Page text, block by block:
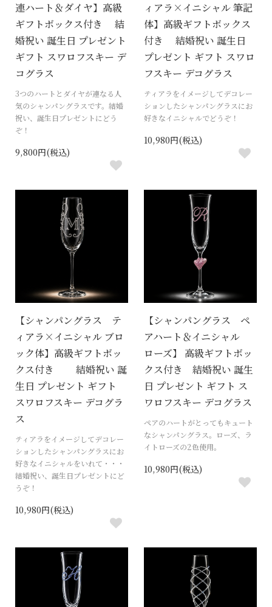
連ハート＆ダイヤ】高級
ギフトボックス付き 結
婚祝い 誕生日 プレゼント
ギフト スワロフスキー デ
コグラス
3つのハートとダイヤが連なる人
気のシャンパングラスです。結婚
祝い、誕生日プレゼントにどう
ぞ！
9,800円(税込)
ィアラ×イニシャル 筆記
体】高級ギフトボックス
付き 結婚祝い 誕生日
プレゼント ギフト スワロ
フスキー デコグラス
ティアラをイメージしてデコレー
ションしたシャンパングラスにお
好きなイニシャルでどうぞ！
10,980円(税込)
【シャンパングラス テ
ィアラ×イニシャル ブロ
ック体】高級ギフトボッ
クス付き 結婚祝い 誕
生日 プレゼント ギフト
スワロフスキー デコグラ
ス
ティアラをイメージしてデコレー
ションしたシャンパングラスにお
好きなイニシャルをいれて・・・
結婚祝い、誕生日プレゼントにど
うぞ！
10,980円(税込)
【シャンパングラス ペ
アハート＆イニシャル
ローズ】 高級ギフトボッ
クス付き 結婚祝い 誕生
日 プレゼント ギフト ス
ワロフスキー デコグラス
ペアのハートがとってもキュート
なシャンパングラス。ローズ、ラ
イトローズの2色使用。
10,980円(税込)